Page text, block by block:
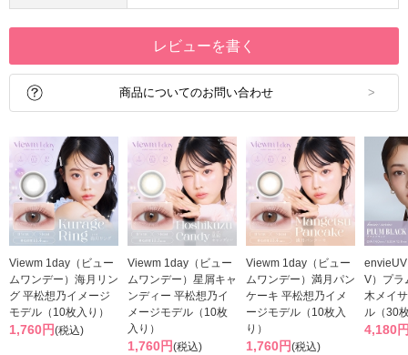
レビューを書く
商品についてのお問い合わせ
Viewm 1day（ビュー
ムワンデー）海月リン
グ 平松想乃イメージ
モデル（10枚入り）
1,760円(税込)
Viewm 1day（ビュー
ムワンデー）星屑キャ
ンディー 平松想乃イ
メージモデル（10枚
入り）
1,760円(税込)
Viewm 1day（ビュー
ムワンデー）満月パン
ケーキ 平松想乃イメ
ージモデル（10枚入
り）
1,760円(税込)
V）プラ
木メイ
ル（30
4,180